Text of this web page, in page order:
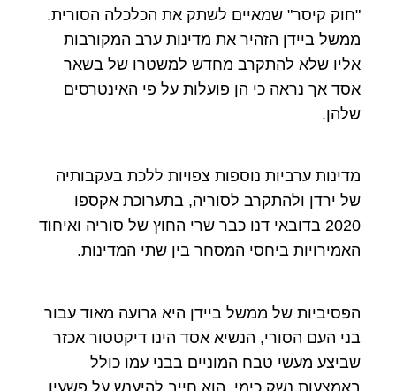
"חוק קיסר" שמאיים לשתק את הכלכלה הסורית.
ממשל ביידן הזהיר את מדינות ערב המקורבות
אליו שלא להתקרב מחדש למשטרו של בשאר
אסד אך נראה כי הן פועלות על פי האינטרסים
שלהן.
מדינות ערביות נוספות צפויות ללכת בעקבותיה
של ירדן ולהתקרב לסוריה, בתערוכת אקספו
2020 בדובאי דנו כבר שרי החוץ של סוריה ואיחוד
האמירויות ביחסי המסחר בין שתי המדינות.
הפסיביות של ממשל ביידן היא גרועה מאוד עבור
בני העם הסורי, הנשיא אסד הינו דיקטטור אכזר
שביצע מעשי טבח המוניים בבני עמו כולל
באמצעות נשק כימי, הוא חייב להיענש על פשעיו